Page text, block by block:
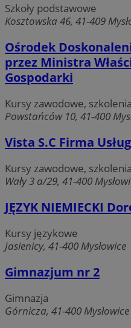
Szkoły podstawowe
Kosztowska 46, 41-409
Ośrodek
przez Ministra
Gospodarki
Kursy zawodowe, szkolenia
Powstańców 10, 41-400
Vista S.C Firma
Kursy zawodowe, szkolenia
Wały 3 a/29, 41-400
JĘZYK NIEMIECKI
Kursy językowe
Jasienicy, 41-400 Mysłowice
Gimnazjum nr 2
Gimnazja
Górnicza, 41-400 Mysłowice